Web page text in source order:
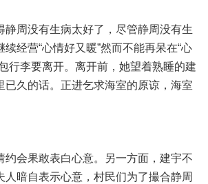
周没有生病太好了，尽管静周没有生
经营“心情好又暖”然而不能再呆在“心
行李要离开。离开前，她望着熟睡的建
已久的话。正进乞求海室的原谅，海室
会果敢表白心意。另一方面，建宇不
人暗自表示心意，村民们为了撮合静周